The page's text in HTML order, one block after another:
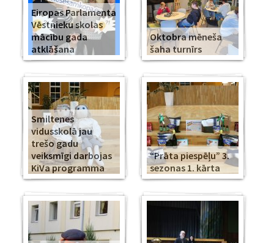
Eiropas Parlamenta
Vēstnieku skolas
mācību gada
atklāšana
Oktobra mēneša
šaha turnīrs
Smiltenes
vidusskolā jau
trešo gadu
veiksmīgi darbojas
KiVa programma
“Prāta piespēļu” 3.
sezonas 1. kārta